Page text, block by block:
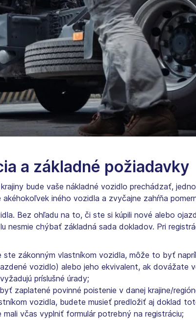
a základné požiadavky
bude vaše nákladné vozidlo prechádzať,
iného vozidla a zvyčajne zahŕňa
Bez ohľadu na to, či ste si kúpili nové alebo
nesmie chýbať základná sada dokladov. Pri
zákonným vlastníkom vozidla, môže to byť
vozidlo) alebo jeho ekvivalent, ak dovážate
príslušné úrady;
zaplatené povinné poistenie v danej krajine/
vozidla, budete musieť predložiť aj doklad
včas vyplniť formulár potrebný na registráciu;